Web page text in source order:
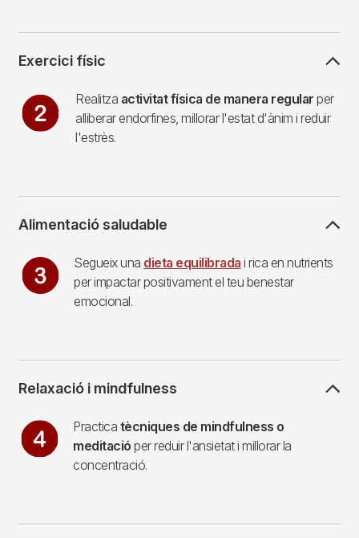
Exercici físic
Imagen Realitza activitat física de manera regular per
alliberar endorfines, millorar l'estat d'ànim i reduir
l'estrès.
Alimentació saludable
Imagen Segueix una dieta equilibrada i rica en nutrients
per impactar positivament el teu benestar
emocional.
Relaxació i mindfulness
Imagen Practica tècniques de mindfulness o
meditació per reduir l'ansietat i millorar la
concentració.